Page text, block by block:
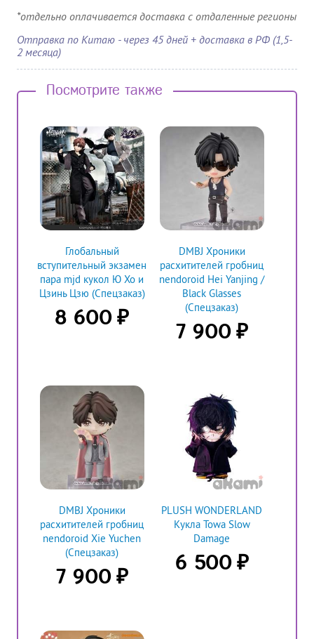
*отдельно оплачивается доставка с отдаленные регионы
Отправка по Китаю - через 45 дней + доставка в РФ (1,5-
2 месяца)
Посмотрите также
Глобальный
вступительный экзамен
пара mjd кукол Ю Хо и
Цзинь Цзю (Спецзаказ)
8 600 ₽
DMBJ Хроники
расхитителей гробниц
nendoroid Hei Yanjing /
Black Glasses
(Спецзаказ)
7 900 ₽
DMBJ Хроники
расхитителей гробниц
nendoroid Xie Yuchen
(Спецзаказ)
7 900 ₽
PLUSH WONDERLAND
Кукла Towa Slow
Damage
6 500 ₽